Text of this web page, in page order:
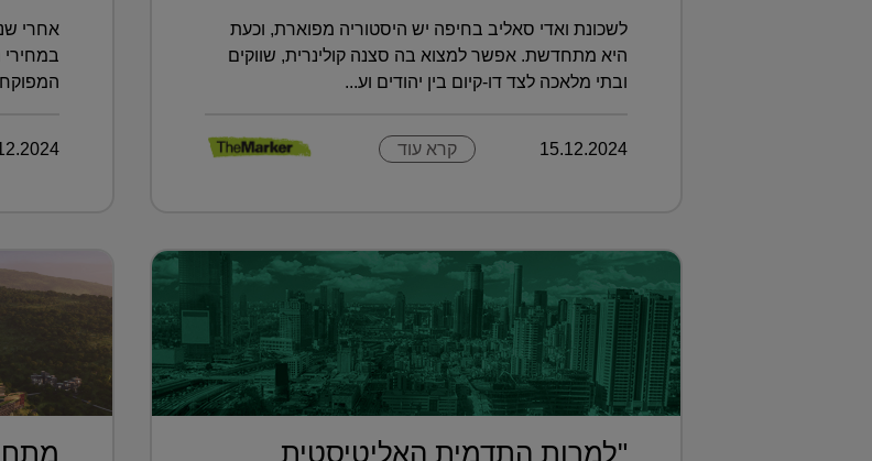
לשכונת ואדי סאליב בחיפה יש היסטוריה מפוארת, וכעת
היא מתחדשת. אפשר למצוא בה סצנה קולינרית, שווקים
ובתי מלאכה לצד דו-קיום בין יהודים וע...
15.12.2024 קרא עוד
אחרי
במחירי
"למרות התדמית האליטיסטית